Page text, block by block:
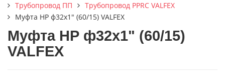
Трубопровод ПП
Трубопровод PPRC VALFEX
Муфта НР ф32х1" (60/15) VALFEX
Муфта НР ф32х1" (60/15)
VALFEX